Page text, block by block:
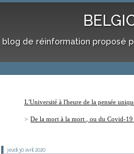
blog de réinformation proposé
L'Université à l'heure de la pensée
De la mort à la mort , ou du Covid-19
jeudi 30 avril 2020